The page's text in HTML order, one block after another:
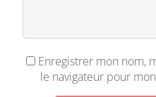
Enregistrer mon nom,
le navigateur pour